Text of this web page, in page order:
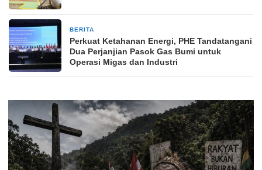
BERITA
Perkuat Ketahanan Energi, PHE Tandatangani
Dua Perjanjian Pasok Gas Bumi untuk
Operasi Migas dan Industri